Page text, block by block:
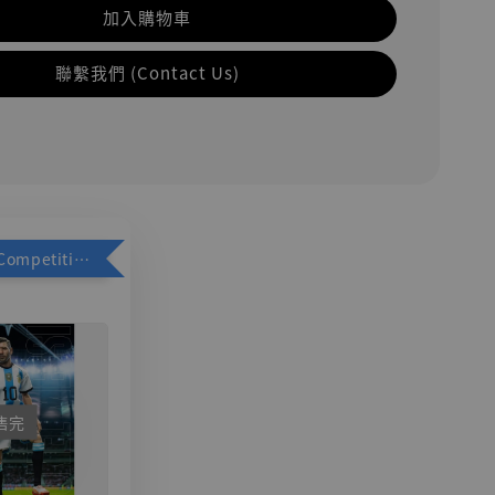
加入購物車
聯繫我們 (Contact Us)
加購優惠【Competitive Toys 梅西 [CM001]】
完